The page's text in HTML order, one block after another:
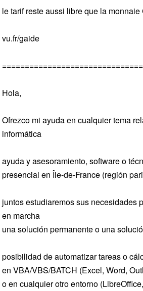
le tarif reste aussi libre que la monnaie
vu.fr/gaide
Hola,
Ofrezco mi ayuda en cualquier tema
informática
ayuda y asesoramiento, software o
presencial en Île-de-France (región
juntos estudiaremos sus necesidades
en marcha
una solución permanente o una
posibilidad de automatizar tareas o
en VBA/VBS/BATCH (Excel, Word,
o en cualquier otro entorno